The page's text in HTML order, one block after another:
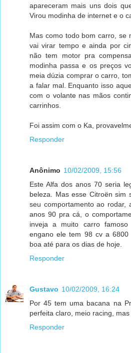
apareceram mais uns dois
Virou modinha de internet e o
Mas como todo bom carro, se
vai virar tempo e ainda por
não tem motor pra
modinha passa e os preços
meia dúzia comprar o carro,
a falar mal. Enquanto isso
com o volante nas mãos
carrinhos.
Foi assim com o Ka,
Responder
Anônimo 10/02/2009, 15:56
Este Alfa dos anos 70 seria
beleza. Mas esse Citroën sim
seu comportamento ao rodar,
anos 90 pra cá, o
inveja a muito carro
engano ele tem 98 cv a 6800
boa até para os dias de hoje.
Responder
Gustavo 10/02/2009, 16:24
Por 45 tem uma bacana na
perfeita claro, meio racing,
Responder